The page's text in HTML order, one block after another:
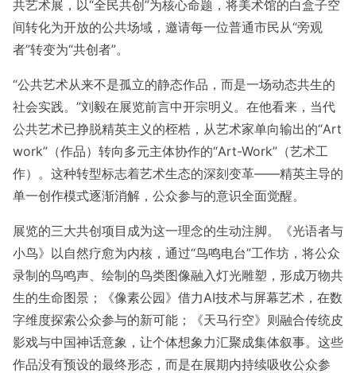
共艺术展，以“全民共创”为核心命题，将美术馆的白盒子空
间转化为开放的公共场域，邀请每一位普通市民从“旁观
者”转变为“共创者”。
“公共艺术从来不是孤立的静态作品，而是一场动态共生的
社会实践。”刘毅在展览前言中开宗明义。在他看来，当代
公共艺术已挣脱精英主义的桎梏，从艺术家单向输出的“Art
work”（作品）转向多元主体协作的“Art-Work”（艺术工
作）。这种转型标志着艺术生态的深刻变革——精英主导的
单一创作模式逐渐消解，公众参与的意识全面觉醒。
展览的三大共创项目成为这一理念的生动注脚。《光语者与
小鸟》以自然疗愈为内核，通过“鸟鸣电台”工作坊，将公众
录制的鸟鸣声、绘制的鸟类图像融入灯光雕塑，形成万物共
生的生命图景；《像素公园》借力AI技术与屏幕艺术，在数
字维度探索公众参与的新可能；《天马行空》则融合传统皮
影戏与中国神话意象，让个体想象力汇聚成集体叙事。这些
作品没有预设的最终形态，而是在展期内持续吸收公众参